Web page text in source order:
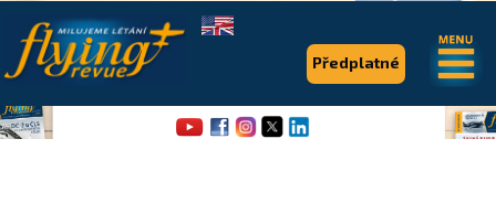
Předplatné
.